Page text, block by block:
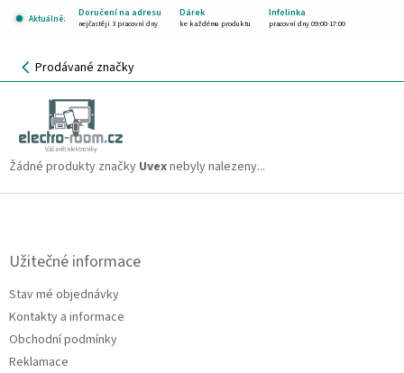
Aktuálně:
Doručení na adresu Dárek Infolinka
nejčastěji 3 pracovní dny ke každému produktu pracovní dny 09:00-17:00
NÁKUPNÍ
KOŠÍK
Prodávané značky
Uvex
Žádné produkty značky Uvexnebyly nalezeny...
Z
Užitečné informace
Stav mé objednávky
Kontakty a informace
Obchodní podmínky
Reklamace